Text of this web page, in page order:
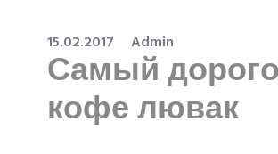
15.02.2017 Admin
Самый
кофе лювак